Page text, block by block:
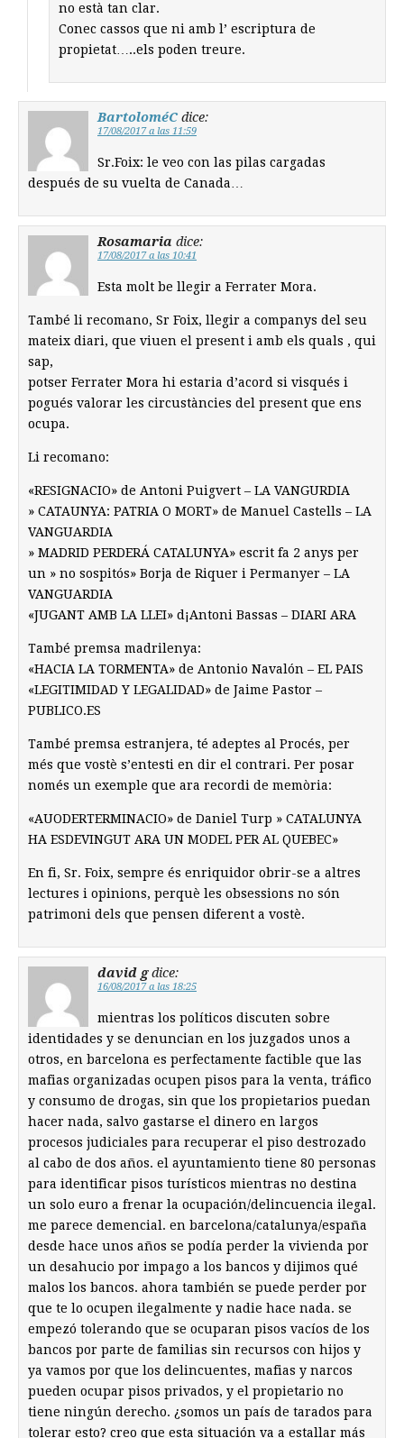
no està tan clar.
Conec cassos que ni amb l’ escriptura de
propietat…..els poden treure.
BartoloméC dice:
17/08/2017 a las 11:59
Sr.Foix: le veo con las pilas cargadas
después de su vuelta de Canada…
Rosamaria dice:
17/08/2017 a las 10:41
Esta molt be llegir a Ferrater Mora.
També li recomano, Sr Foix, llegir a companys del seu
mateix diari, que viuen el present i amb els quals , qui
sap,
potser Ferrater Mora hi estaria d’acord si visqués i
pogués valorar les circustàncies del present que ens
ocupa.
Li recomano:
«RESIGNACIO» de Antoni Puigvert – LA VANGURDIA
» CATAUNYA: PATRIA O MORT» de Manuel Castells – LA
VANGUARDIA
» MADRID PERDERÁ CATALUNYA» escrit fa 2 anys per
un » no sospitós» Borja de Riquer i Permanyer – LA
VANGUARDIA
«JUGANT AMB LA LLEI» d¡Antoni Bassas – DIARI ARA
També premsa madrilenya:
«HACIA LA TORMENTA» de Antonio Navalón – EL PAIS
«LEGITIMIDAD Y LEGALIDAD» de Jaime Pastor –
PUBLICO.ES
També premsa estranjera, té adeptes al Procés, per
més que vostè s’entesti en dir el contrari. Per posar
només un exemple que ara recordi de memòria:
«AUODERTERMINACIO» de Daniel Turp » CATALUNYA
HA ESDEVINGUT ARA UN MODEL PER AL QUEBEC»
En fi, Sr. Foix, sempre és enriquidor obrir-se a altres
lectures i opinions, perquè les obsessions no són
patrimoni dels que pensen diferent a vostè.
david g dice:
16/08/2017 a las 18:25
mientras los políticos discuten sobre
identidades y se denuncian en los juzgados unos a
otros, en barcelona es perfectamente factible que las
mafias organizadas ocupen pisos para la venta, tráfico
y consumo de drogas, sin que los propietarios puedan
hacer nada, salvo gastarse el dinero en largos
procesos judiciales para recuperar el piso destrozado
al cabo de dos años. el ayuntamiento tiene 80 personas
para identificar pisos turísticos mientras no destina
un solo euro a frenar la ocupación/delincuencia ilegal.
me parece demencial. en barcelona/catalunya/españa
desde hace unos años se podía perder la vivienda por
un desahucio por impago a los bancos y dijimos qué
malos los bancos. ahora también se puede perder por
que te lo ocupen ilegalmente y nadie hace nada. se
empezó tolerando que se ocuparan pisos vacíos de los
bancos por parte de familias sin recursos con hijos y
ya vamos por que los delincuentes, mafias y narcos
pueden ocupar pisos privados, y el propietario no
tiene ningún derecho. ¿somos un país de tarados para
tolerar esto? creo que esta situación va a estallar más